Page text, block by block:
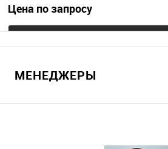
Цена по запросу
В избранное
МЕНЕДЖЕРЫ